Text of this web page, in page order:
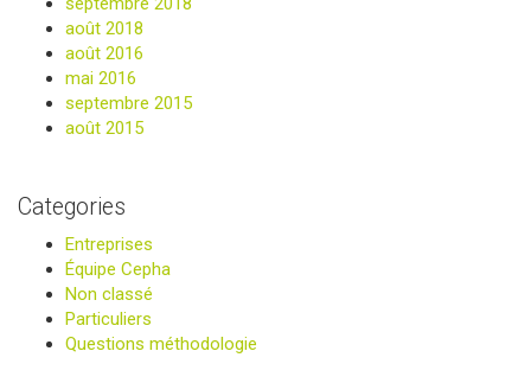
août 2018
août 2016
mai 2016
septembre 2015
août 2015
Categories
Entreprises
Équipe Cepha
Non classé
Particuliers
Questions méthodologie